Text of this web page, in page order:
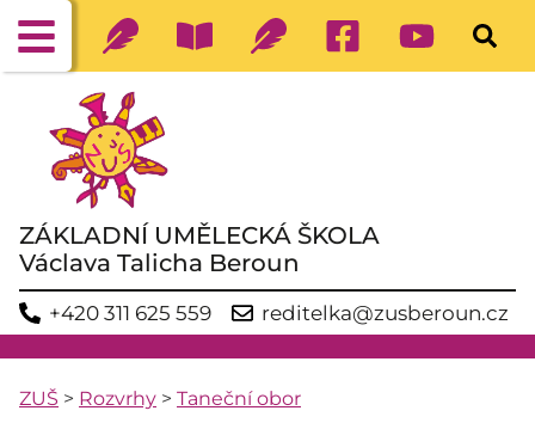
ZÁKLADNÍ UMĚLECKÁ ŠKOLA
Václava Talicha Beroun
+420 311 625 559 reditelka@zusberoun.cz
ZUŠ > Rozvrhy > Taneční obor